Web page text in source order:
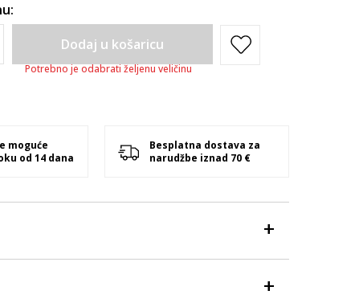
Dodaj u košaricu
Potrebno je odabrati željenu veličinu
moguće
od 14 dana
Besplatna dostava za
narudžbe iznad 70 €